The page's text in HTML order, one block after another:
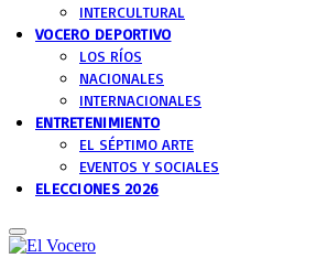
INTERCULTURAL
VOCERO DEPORTIVO
LOS RÍOS
NACIONALES
INTERNACIONALES
ENTRETENIMIENTO
EL SÉPTIMO ARTE
EVENTOS Y SOCIALES
ELECCIONES 2026